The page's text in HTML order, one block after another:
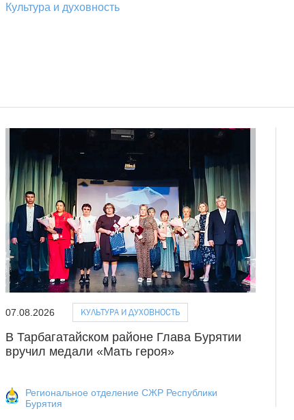
Культура и духовность
07.08.2026 КУЛЬТУРА И ДУХОВНОСТЬ
В Тарбагатайском районе Глава Бурятии
вручил медали «Мать героя»
Региональное отделение СЖР Республики
Бурятия